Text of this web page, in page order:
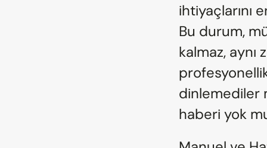
ihtiyaçlarını
Bu durum,
kalmaz, aynı
dinlemediler
haberi yok